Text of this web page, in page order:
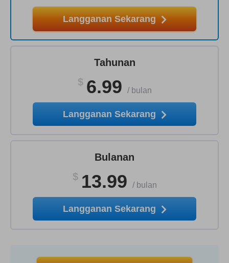
Langganan Sekarang
Tahunan
$ 6.99 / bulan
Langganan Sekarang
Bulanan
$ 13.99 / bulan
Langganan Sekarang